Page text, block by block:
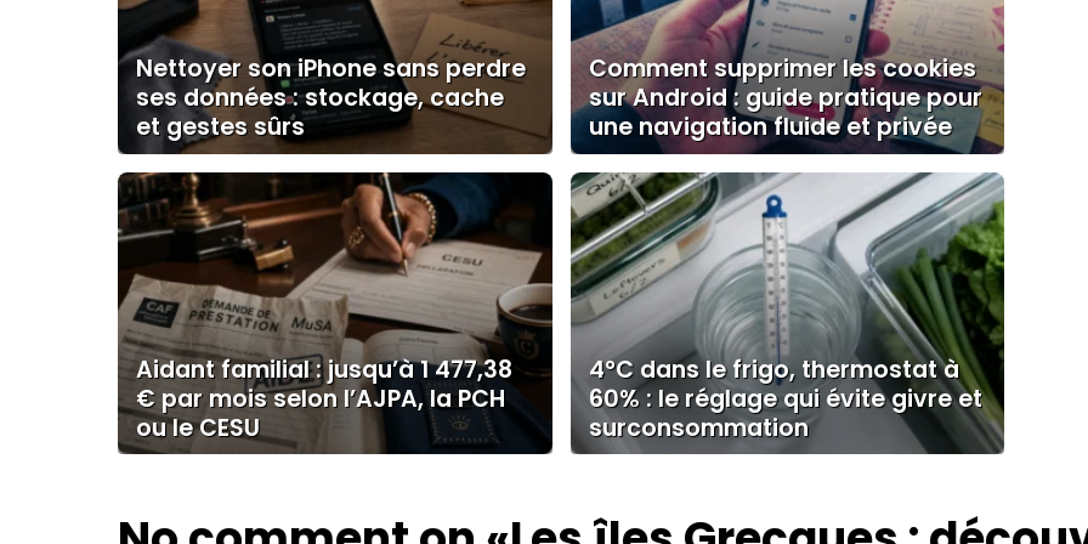
Nettoyer son iPhone sans perdre
ses données : stockage, cache
et gestes sûrs
Comment supprimer les cookies
sur Android : guide pratique pour
une navigation fluide et privée
Aidant familial : jusqu’à 1 477,38
€ par mois selon l’AJPA, la PCH
ou le CESU
4°C dans le frigo, thermostat à
60% : le réglage qui évite givre et
surconsommation